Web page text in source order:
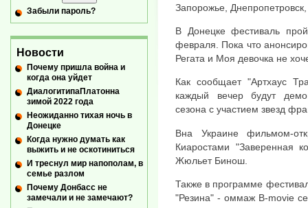
Запорожье,
В Донецке фестиваль
февраля. Пока что
Регата и Моя девочка не
Как сообщает "Артхаус
каждый вечер будут
сезона с участием звезд
Вна Украине фильмом-
Киаростами "Заверенная
Жюльет Бинош.
Также в программе
"Резина" - оммаж B-movie
Забыли пароль?
Новости
Почему пришла война и
когда она уйдет
ДиалогитипаПлатонна
зимой 2022 года
Неожиданно тихая ночь в
Донецке
Когда нужно думать как
выжить и не оскотиниться
И треснул мир напополам, в
семье разлом
Почему Донбасс не
замечали и не замечают?